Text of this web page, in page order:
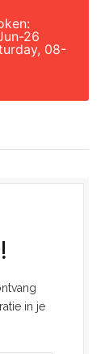
26
08-
in je